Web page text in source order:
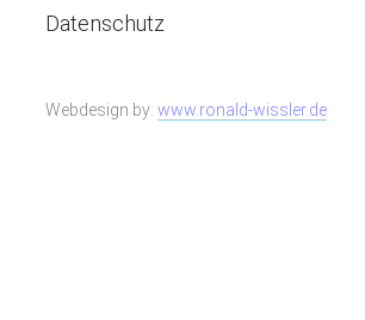
Datenschutz
Webdesign by: www.ronald-wissler.de